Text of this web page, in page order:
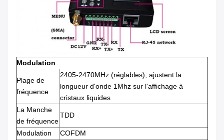
Modulation
Plage de
fréquence
2405-2470MHz (réglables), ajustent la
longueur d'onde 1Mhz sur l'affichage à
cristaux liquides
La Manche
de fréquence
TDD
Modulation
COFDM